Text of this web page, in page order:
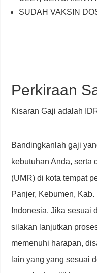
SUDAH VAKSIN
Perkiraan
Kisaran Gaji adalah
Bandingkanlah gaji
kebutuhan Anda, serta
(UMR) di kota tempat
Panjer, Kebumen,
Indonesia. Jika sesuai
silakan lanjutkan
memenuhi harapan,
lain yang yang sesuai